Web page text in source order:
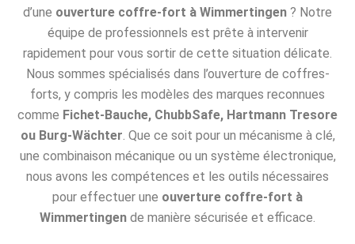
d’une ouverture coffre-fort à Wimmertingen ? Notre
équipe de professionnels est prête à intervenir
rapidement pour vous sortir de cette situation délicate.
Nous sommes spécialisés dans l’ouverture de coffres-
forts, y compris les modèles des marques reconnues
comme Fichet-Bauche, ChubbSafe, Hartmann Tresore
ou Burg-Wächter . Que ce soit pour un mécanisme à clé,
une combinaison mécanique ou un système électronique,
nous avons les compétences et les outils nécessaires
pour effectuer une ouverture coffre-fort à
Wimmertingen de manière sécurisée et efficace.